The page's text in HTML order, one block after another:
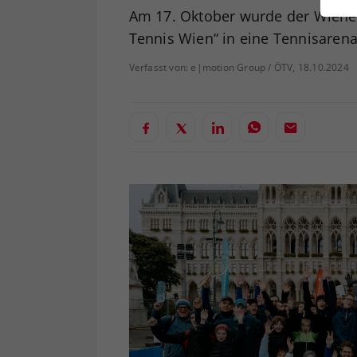
Am 17. Oktober wurde der
Tennis Wien“ in eine
Verfasst von: e|motion Group / ÖTV, 18.10.2024